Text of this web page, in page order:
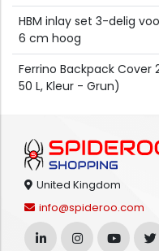
HBM inlay set 3-delig
6 cm hoog
Ferrino Backpack
50 L, Kleur - Grun)
United Kingdom
info@spideroo.com